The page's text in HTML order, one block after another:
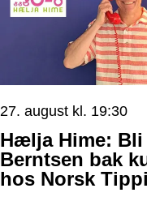
27. august kl. 19:30
Hælja Hime: Bli
Berntsen bak
hos Norsk